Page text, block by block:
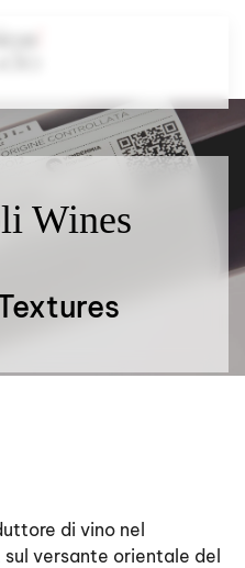
Wines
di vino nel
versante orientale del